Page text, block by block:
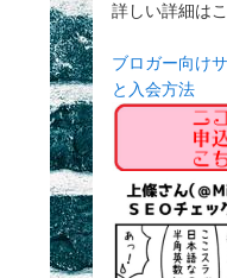
詳しい詳細は
ブロガー向け
と入会方法